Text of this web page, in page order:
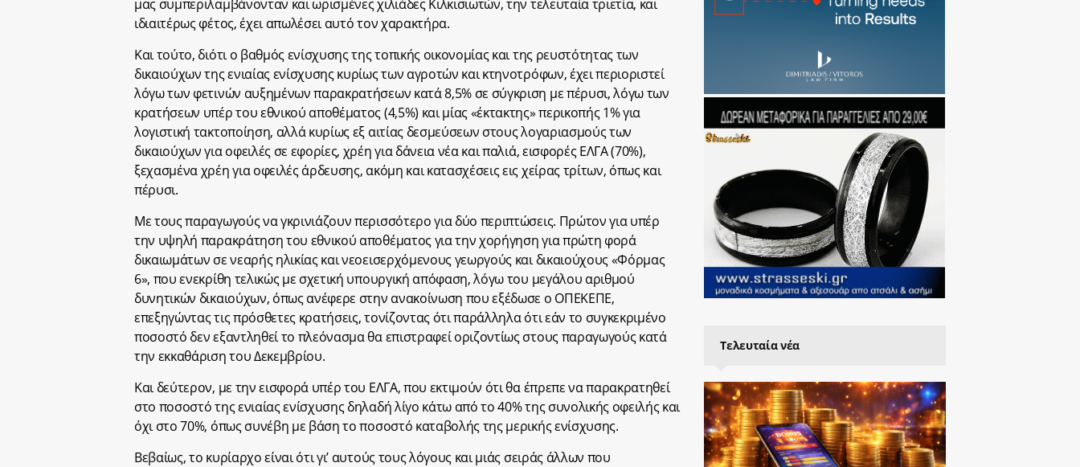
μας συμπεριλαμβάνονταν και ωρισμένες χιλιάδες Κιλκισιωτών, την τελευταία τριετία, και
ιδιαιτέρως φέτος, έχει απωλέσει αυτό τον χαρακτήρα.
Και τούτο, διότι ο βαθμός ενίσχυσης της τοπικής οικονομίας και της ρευστότητας των
δικαιούχων της ενιαίας ενίσχυσης κυρίως των αγροτών και κτηνοτρόφων, έχει περιοριστεί
λόγω των φετινών αυξημένων παρακρατήσεων κατά 8,5% σε σύγκριση με πέρυσι, λόγω των
κρατήσεων υπέρ του εθνικού αποθέματος (4,5%) και μίας «έκτακτης» περικοπής 1% για
λογιστική τακτοποίηση, αλλά κυρίως εξ αιτίας δεσμεύσεων στους λογαριασμούς των
δικαιούχων για οφειλές σε εφορίες, χρέη για δάνεια νέα και παλιά, εισφορές ΕΛΓΑ (70%),
ξεχασμένα χρέη για οφειλές άρδευσης, ακόμη και κατασχέσεις εις χείρας τρίτων, όπως και
πέρυσι.
Με τους παραγωγούς να γκρινιάζουν περισσότερο για δύο περιπτώσεις. Πρώτον για υπέρ
την υψηλή παρακράτηση του εθνικού αποθέματος για την χορήγηση για πρώτη φορά
δικαιωμάτων σε νεαρής ηλικίας και νεοεισερχόμενους γεωργούς και δικαιούχους «Φόρμας
6», που ενεκρίθη τελικώς με σχετική υπουργική απόφαση, λόγω του μεγάλου αριθμού
δυνητικών δικαιούχων, όπως ανέφερε στην ανακοίνωση που εξέδωσε ο ΟΠΕΚΕΠΕ,
επεξηγώντας τις πρόσθετες κρατήσεις, τονίζοντας ότι παράλληλα ότι εάν το συγκεκριμένο
ποσοστό δεν εξαντληθεί το πλεόνασμα θα επιστραφεί οριζοντίως στους παραγωγούς κατά
την εκκαθάριση του Δεκεμβρίου.
Και δεύτερον, με την εισφορά υπέρ του ΕΛΓΑ, που εκτιμούν ότι θα έπρεπε να παρακρατηθεί
στο ποσοστό της ενιαίας ενίσχυσης δηλαδή λίγο κάτω από το 40% της συνολικής οφειλής και
όχι στο 70%, όπως συνέβη με βάση το ποσοστό καταβολής της μερικής ενίσχυσης.
Βεβαίως, το κυρίαρχο είναι ότι γι’ αυτούς τους λόγους και μιάς σειράς άλλων που
Τελευταία νέα